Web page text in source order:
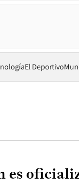
El Deportivo
es